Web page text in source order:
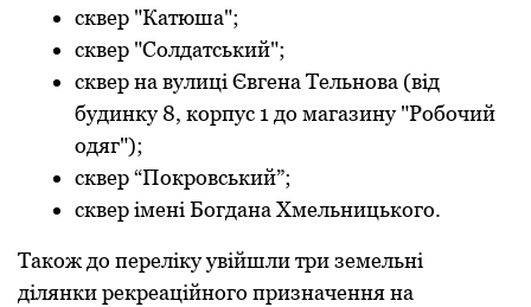
сквер "Катюша";
сквер "Солдатський";
сквер на вулиці Євгена Тельнова (від
будинку 8, корпус 1 до магазину "Робочий
одяг");
сквер “Покровський”;
сквер імені Богдана Хмельницького.
Також до переліку увійшли три земельні
ділянки рекреаційного призначення на